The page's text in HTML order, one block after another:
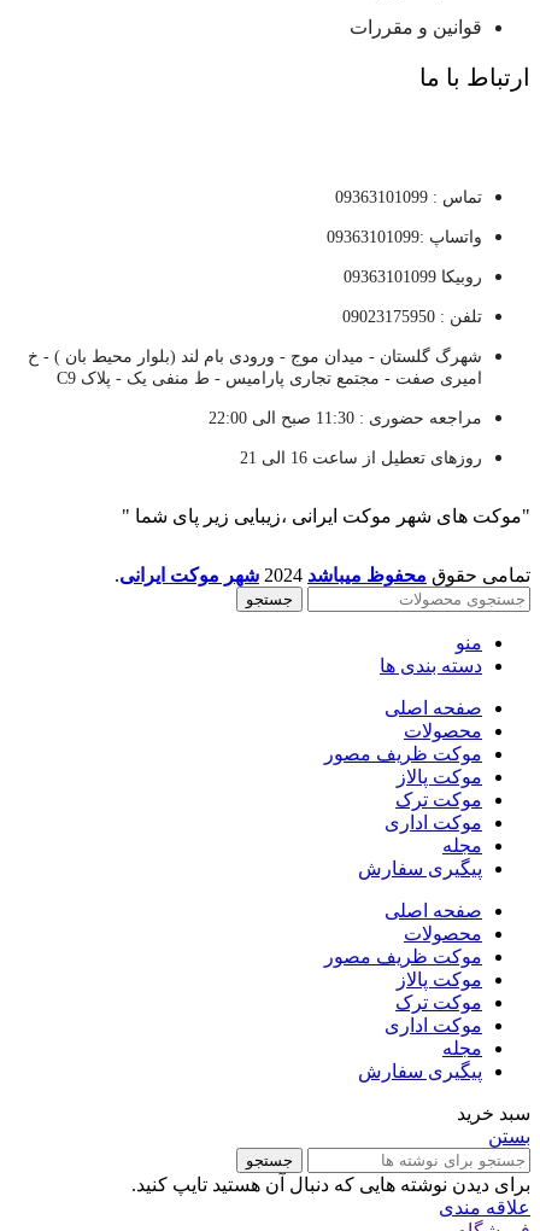
قوانین و مقررات
ارتباط با ما
تماس : 09363101099
واتساپ :09363101099
روبیکا 09363101099
تلفن : 09023175950
شهرگ گلستان - میدان موج - ورودی بام لند (بلوار محیط بان ) - خ
امیری صفت - مجتمع تجاری پارامیس - ط منفی یک - پلاک C9
مراجعه حضوری : 11:30 صبح الی 22:00
روزهای تعطیل از ساعت 16 الی 21
"موکت های شهر موکت ایرانی ،زیبایی زیر پای شما "
تمامی حقوق محفوظ میباشد شهر موکت ایرانی.
جستجو
منو
دسته بندی ها
صفحه اصلی
محصولات
موکت ظریف مصور
موکت پالاز
موکت ترک
موکت اداری
مجله
پیگیری سفارش
صفحه اصلی
محصولات
موکت ظریف مصور
موکت پالاز
موکت ترک
موکت اداری
مجله
پیگیری سفارش
سبد خرید
بستن
جستجو
برای دیدن نوشته هایی که دنبال آن هستید تایپ کنید.
علاقه مندی